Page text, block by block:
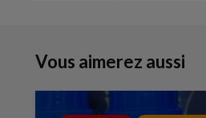
Vous aimerez aussi